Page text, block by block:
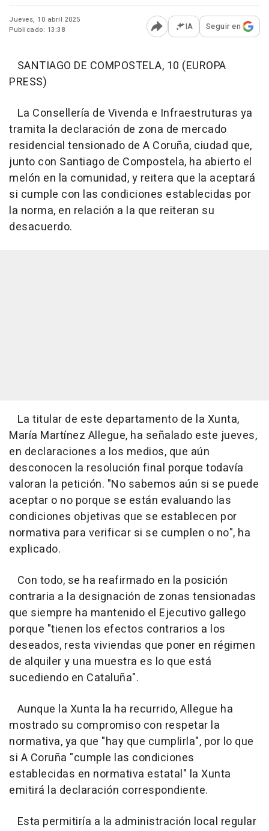
Jueves, 10 abril 2025
Publicado: 13:38
Abrir opciones para
IA Seguir en
SANTIAGO DE COMPOSTELA, 10 (EUROPA
PRESS)
La Consellería de Vivenda e Infraestruturas ya
tramita la declaración de zona de mercado
residencial tensionado de A Coruña, ciudad que,
junto con Santiago de Compostela, ha abierto el
melón en la comunidad, y reitera que la aceptará
si cumple con las condiciones establecidas por
la norma, en relación a la que reiteran su
desacuerdo.
La titular de este departamento de la Xunta,
María Martínez Allegue, ha señalado este jueves,
en declaraciones a los medios, que aún
desconocen la resolución final porque todavía
valoran la petición. "No sabemos aún si se puede
aceptar o no porque se están evaluando las
condiciones objetivas que se establecen por
normativa para verificar si se cumplen o no", ha
explicado.
Con todo, se ha reafirmado en la posición
contraria a la designación de zonas tensionadas
que siempre ha mantenido el Ejecutivo gallego
porque "tienen los efectos contrarios a los
deseados, resta viviendas que poner en régimen
de alquiler y una muestra es lo que está
sucediendo en Cataluña".
Aunque la Xunta la ha recurrido, Allegue ha
mostrado su compromiso con respetar la
normativa, ya que "hay que cumplirla", por lo que
si A Coruña "cumple las condiciones
establecidas en normativa estatal" la Xunta
emitirá la declaración correspondiente.
Esta permitiría a la administración local regular